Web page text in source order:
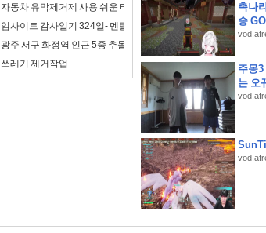
자동차 유막제거제 사용 쉬운 타입 추천
임사이트 감사일기 324일- 멘탈이 조금 좋아져서
광주 서구 화정역 인근 5중 추돌...사상자 6명
쓰레기 제거작업
촉나
송
주몽
는 오